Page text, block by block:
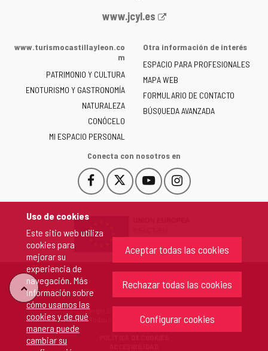
Uso de cookies
Este sitio web utiliza
cookies para
mejorar su
experiencia de
navegación. Más
información sobre
cómo usamos las
cookies y de qué
manera puede
cambiar su
Aceptar todas las cookies
Rechazar todas las cookies
Configurar cookies
Portal
la
de
Castilla
y
León
-
www.jcyl.es
www.turismocastillayleon.co
m
PATRIMONIO Y CULTURA
ENOTURISMO Y GASTRONOMÍA
NATURALEZA
CONÓCELO
MI ESPACIO PERSONAL
Otra información de interés
ESPACIO PARA PROFESIONALES
MAPA WEB
FORMULARIO DE CONTACTO
BÚSQUEDA AVANZADA
Conecta con nosotros en
Facebook
Este
enlace
en
nueva.
Este
enlace
una
ventana
nueva.
YouTube
Este
enlace
una
ventana
nueva.
Instagram
Este
enlace
una
ventana
nueva.
"Volver
arriba"
Copyright 2026 - Junta de Castilla y León
Todos los derechos reservados.